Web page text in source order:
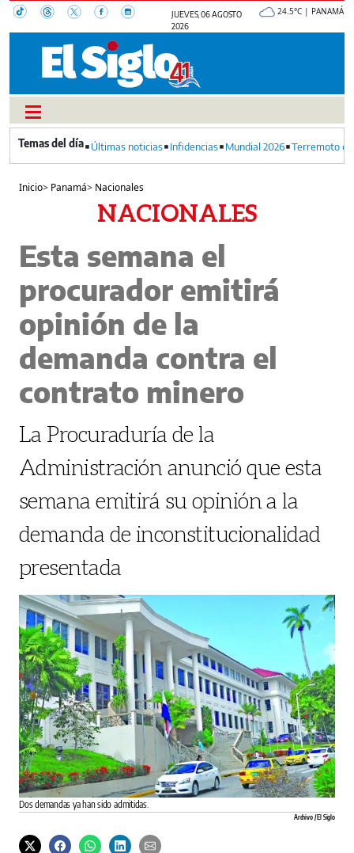
JUEVES, 06 AGOSTO
2026
24.5°C | PANAMÁ
Últimas noticias Infidencias Mundial 2026 Terremoto
Inicio> Panamá> Nacionales
NACIONALES
Esta semana el
procurador emitirá
opinión de la
demanda contra el
contrato minero
La Procuraduría de la
Administración anunció que esta
semana emitirá su opinión a la
demanda de inconstitucionalidad
presentada
Dos demandas ya han sido admitidas.
Archivo / El Siglo